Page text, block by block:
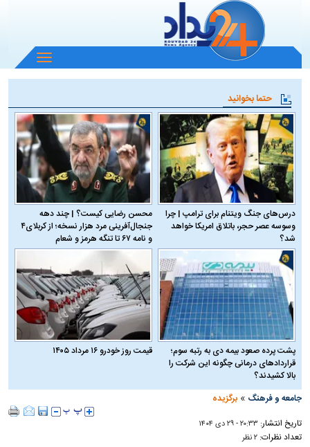
باز
و
منو
حتما بخوانید
درس‌های جنگ ویتنام برای ترامپ | چرا
وسوسه عصر حجر، باتلاق امریکا خواهد
شد؟
محسن رضایی کیست؟ | چند دهه
جنجال‌آفرینی مرد هزار نسخه؛ از کربلای۴
و نامه ۶۷ تا تنگه هرمز و شعام
پشت پرده صعود بیمه دی به رتبه سوم؛
قراردادهای درمانی چگونه این شرکت را
بالا کشیدند؟
قیمت روز خودرو ۱۶ مرداد ۱۴۰۵
جامعه و فرهنگ »برگزیده
تاریخ انتشار: ۲۰:۳۳ - ۲۹ دی ۱۴۰۴
تعداد نظرات:۲ نظر